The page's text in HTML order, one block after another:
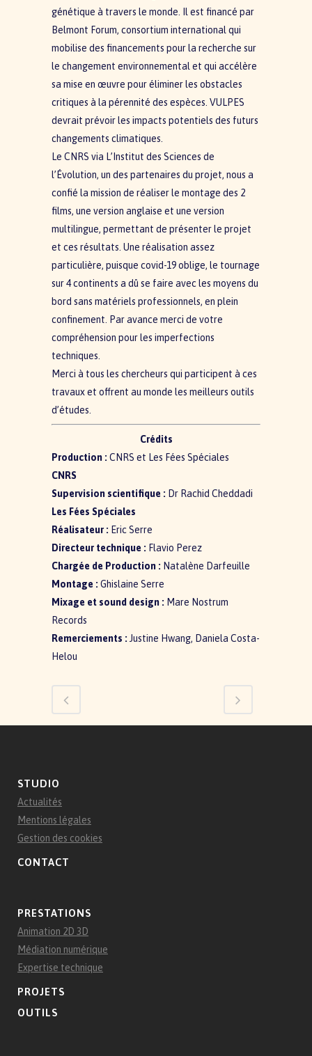
génétique à travers le monde. Il est financé par
Belmont Forum, consortium international qui
mobilise des financements pour la recherche sur
le changement environnemental et qui accélère
sa mise en œuvre pour éliminer les obstacles
critiques à la pérennité des espèces. VULPES
devrait prévoir les impacts potentiels des futurs
changements climatiques.
Le CNRS via L’Institut des Sciences de
l’Évolution, un des partenaires du projet, nous a
confié la mission de réaliser le montage des 2
films, une version anglaise et une version
multilingue, permettant de présenter le projet
et ces résultats. Une réalisation assez
particulière, puisque covid-19 oblige, le tournage
sur 4 continents a dû se faire avec les moyens du
bord sans matériels professionnels, en plein
confinement. Par avance merci de votre
compréhension pour les imperfections
techniques.
Merci à tous les chercheurs qui participent à ces
travaux et offrent au monde les meilleurs outils
d’études.
Crédits
Production : CNRS et Les Fées Spéciales
CNRS
Supervision scientifique : Dr Rachid Cheddadi
Les Fées Spéciales
Réalisateur : Eric Serre
Directeur technique : Flavio Perez
Chargée de Production : Natalène Darfeuille
Montage : Ghislaine Serre
Mixage et sound design : Mare Nostrum
Records
Remerciements : Justine Hwang, Daniela Costa-
Helou
STUDIO
Actualités
Mentions légales
Gestion des cookies
CONTACT
PRESTATIONS
Animation 2D 3D
Médiation numérique
Expertise technique
PROJETS
OUTILS